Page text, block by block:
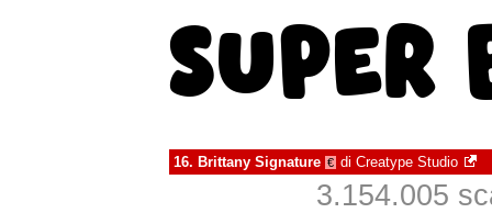
16. Brittany Signature € di Creatype Studio
3.154.005